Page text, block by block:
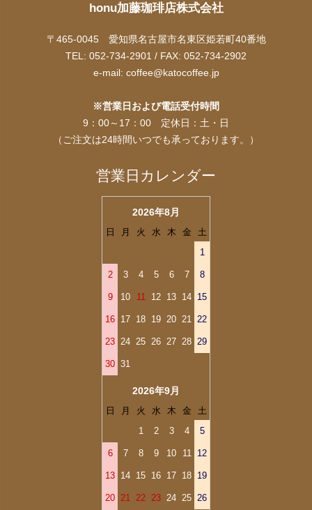
honu加藤珈琲店株式会社
〒465-0045 愛知県名古屋市名東区姫若町40番地
TEL: 052-734-2901 / FAX: 052-734-2902
e-mail: coffee@katocoffee.jp
※営業日および電話受付時間
9：00～17：00 定休日：土・日
（ご注文は24時間いつでも承っております。）
営業日カレンダー
2026年8月
日 月 火 水 木 金
土
1
2 3 4 5 6 7 8
9 10 11 12 13 14 15
16 17 18 19 20 21 22
23 24 25 26 27 28 29
30 31
2026年9月
日 月 火 水 木 金
土
1
2 3 4 5
6 7 8 9 10 11 12
13 14 15 16 17 18 19
20 21 22 23 24 25 26